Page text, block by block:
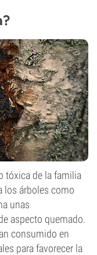
tóxica de la familia
los árboles como
unas
aspecto quemado.
consumido en
para favorecer la